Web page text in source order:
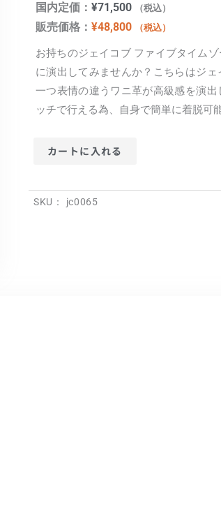
国内定価： ¥71,500 （税込）
販売価格： ¥48,800 （税込）
お持ちのジェイコブ ファイブタイム
に演出してみませんか？こちらはジ
一つ表情の違うワニ革が高級感を演
ッチで行える為、自身で簡単に着脱可
カートに入れる
SKU： jc0065